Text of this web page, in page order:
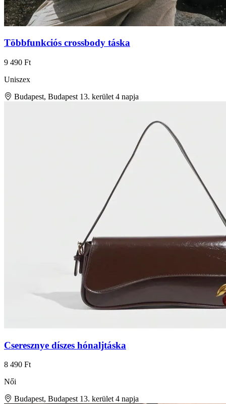
Többfunkciós crossbody táska
9 490 Ft
Uniszex
Budapest, Budapest 13. kerület 4 napja
Cseresznye díszes hónaljtáska
8 490 Ft
Női
Budapest, Budapest 13. kerület 4 napja